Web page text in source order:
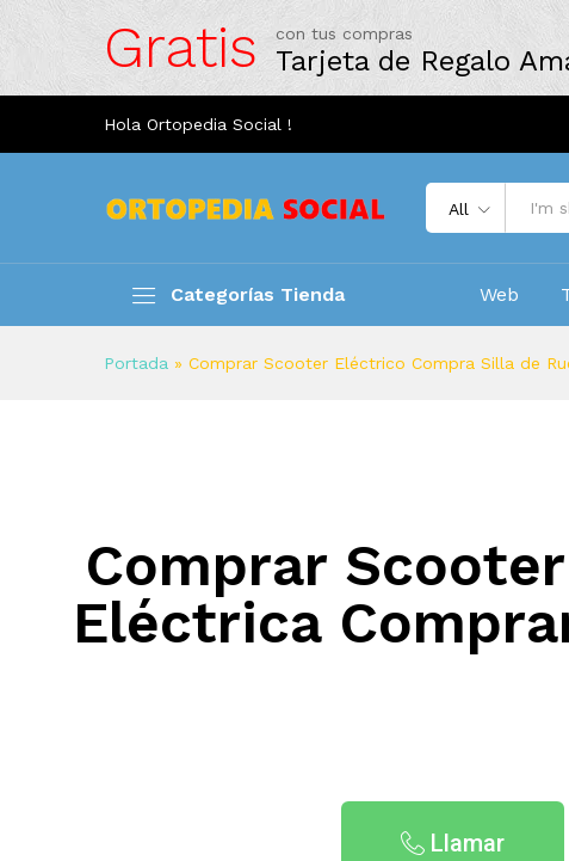
Gratis con tus compras
Tarjeta de Regalo
Hola Ortopedia Social !
All
Categorías Tienda Web
Portada » Comprar Scooter Eléctrico Compra Silla de
Comprar
Eléctrica
Llamar